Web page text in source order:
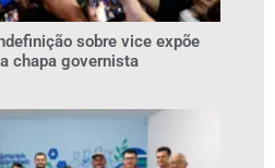
sobre vice expõe
chapa governista